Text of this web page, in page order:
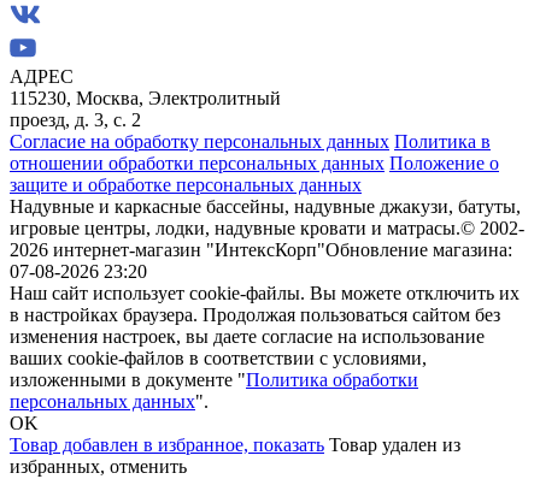
АДРЕС
115230, Москва, Электролитный
проезд, д. 3, с. 2
Согласие на обработку персональных данных Политика в
отношении обработки персональных данных Положение о
защите и обработке персональных данных
Надувные и каркасные бассейны, надувные джакузи, батуты,
игровые центры, лодки, надувные кровати и матрасы.© 2002-
2026 интернет-магазин "ИнтексКорп"Обновление магазина:
07-08-2026 23:20
Наш сайт использует cookie-файлы. Вы можете отключить их
в настройках браузера. Продолжая пользоваться сайтом без
изменения настроек, вы даете согласие на использование
ваших cookie-файлов в соответствии с условиями,
изложенными в документе "Политика обработки
персональных данных".
OK
Товар добавлен в избранное, показать Товар удален из
избранных, отменить